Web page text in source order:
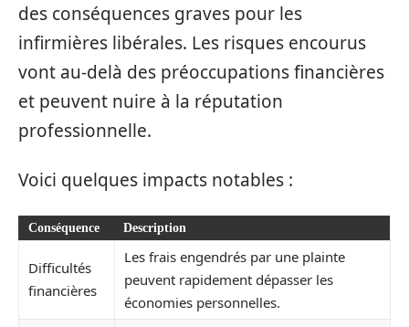
des conséquences graves pour les
infirmières libérales. Les risques encourus
vont au-delà des préoccupations financières
et peuvent nuire à la réputation
professionnelle.
Voici quelques impacts notables :
Conséquence Description
Difficultés
financières
Les frais engendrés par une plainte
peuvent rapidement dépasser les
économies personnelles.